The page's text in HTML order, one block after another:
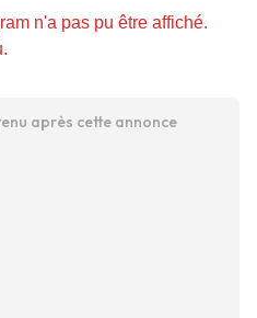
n'a pas pu être affiché.
après cette annonce